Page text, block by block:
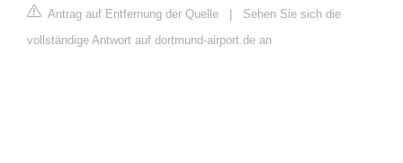
Antrag auf Entfernung der Quelle
Sehen Sie sich die
vollständige Antwort auf dortmund-airport.de an